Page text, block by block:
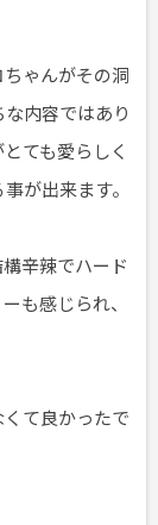
ゃんがその洞
内容ではあり
ても愛らしく
が出来ます。
辛辣でハード
も感じられ、
て良かったで